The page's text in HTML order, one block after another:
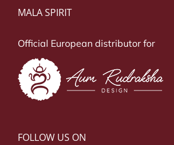
MALA SPIRIT
Official European distributor for
FOLLOW US ON